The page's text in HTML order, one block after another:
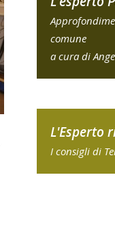
comune
a cura di
L'Esperto
I consigli di